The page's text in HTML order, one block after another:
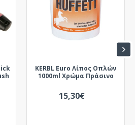
KERBL Euro Λίπος Oπλών
1000ml Χρώμα Πράσινο
15,30€